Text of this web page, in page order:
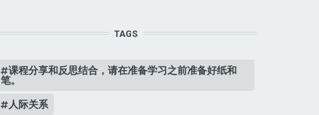
TAGS
课程分享和反思结合，请在准备学习之前准备好纸和
笔。
人际关系